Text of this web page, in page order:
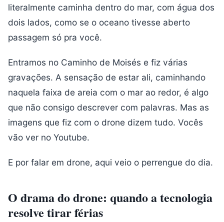
literalmente caminha dentro do mar, com água dos
dois lados, como se o oceano tivesse aberto
passagem só pra você.
Entramos no Caminho de Moisés e fiz várias
gravações. A sensação de estar ali, caminhando
naquela faixa de areia com o mar ao redor, é algo
que não consigo descrever com palavras. Mas as
imagens que fiz com o drone dizem tudo. Vocês
vão ver no Youtube.
E por falar em drone, aqui veio o perrengue do dia.
O drama do drone: quando a tecnologia
resolve tirar férias